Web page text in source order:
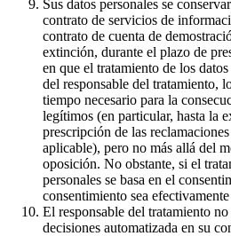
Sus datos personales se
contrato de servicios de
contrato de cuenta de
extinción, durante el plazo de
en que el tratamiento de los
del responsable del tratamiento,
tiempo necesario para la
legítimos (en particular, hasta la
prescripción de las
aplicable), pero no más allá del
oposición. No obstante, si el
personales se basa en el
consentimiento sea
El responsable del tratamiento
decisiones automatizada en su